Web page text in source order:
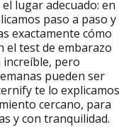
lugar adecuado: en
paso a paso y
exactamente cómo
el test de embarazo
increíble, pero
pueden ser
te lo explicamos
cercano, para
y con tranquilidad.